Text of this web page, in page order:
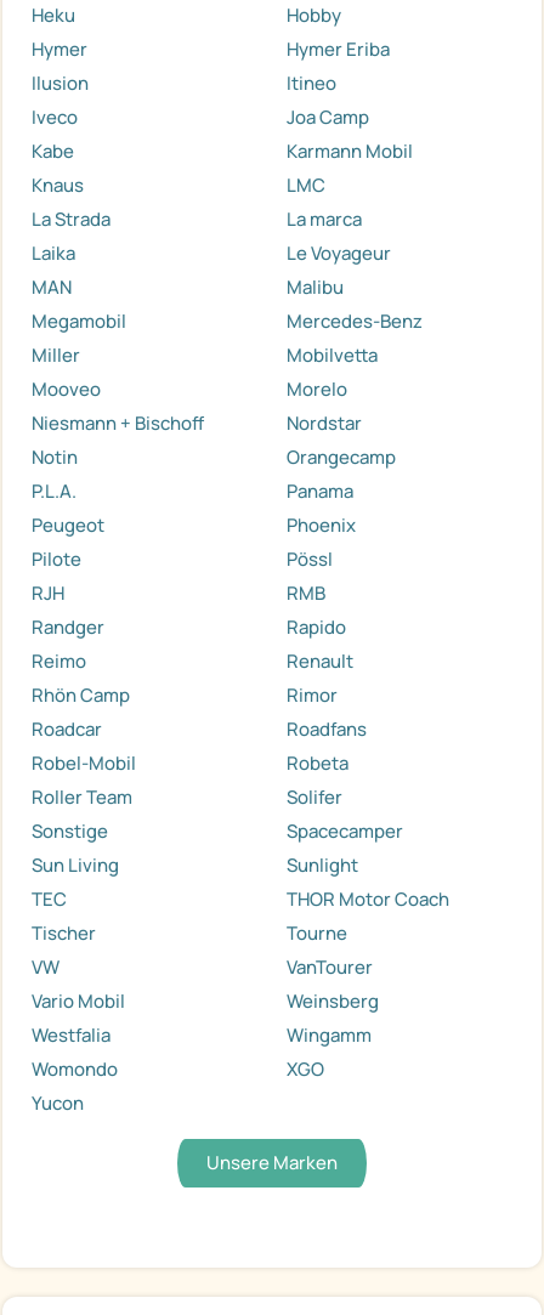
Heku
Hobby
Hymer
Hymer Eriba
Ilusion
Itineo
Iveco
Joa Camp
Kabe
Karmann Mobil
Knaus
LMC
La Strada
La marca
Laika
Le Voyageur
MAN
Malibu
Megamobil
Mercedes-Benz
Miller
Mobilvetta
Mooveo
Morelo
Niesmann + Bischoff
Nordstar
Notin
Orangecamp
P.L.A.
Panama
Peugeot
Phoenix
Pilote
Pössl
RJH
RMB
Randger
Rapido
Reimo
Renault
Rhön Camp
Rimor
Roadcar
Roadfans
Robel-Mobil
Robeta
Roller Team
Solifer
Sonstige
Spacecamper
Sun Living
Sunlight
TEC
THOR Motor Coach
Tischer
Tourne
VW
VanTourer
Vario Mobil
Weinsberg
Westfalia
Wingamm
Womondo
XGO
Yucon
Unsere Marken